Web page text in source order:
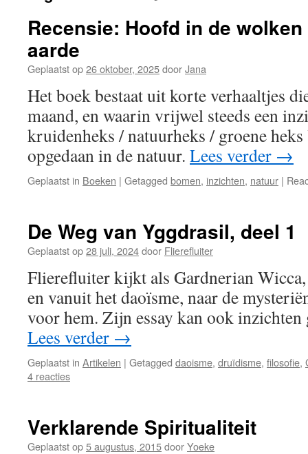
Recensie: Hoofd in de
aarde
Geplaatst op26 oktober, 2025doorJana
Het boek bestaat uit korte verhaaltjes
maand, en waarin vrijwel steeds een
kruidenheks / natuurheks / groene
opgedaan in de natuur. Lees verder →
Geplaatst in Boeken | Getagged bomen, inzichten, natuur |
De Weg van Yggdrasil, deel 1
Geplaatst op28 juli, 2024door Flierefluiter
Flierefluiter kijkt als Gardnerian
en vanuit het daoïsme, naar de
voor hem. Zijn essay kan ook inzichten
Lees verder →
Geplaatst in Artikelen | Getagged daoisme, druïdisme, filosofie,
4 reacties
Verklarende Spiritualiteit
Geplaatst op5 augustus, 2015doorYoeke